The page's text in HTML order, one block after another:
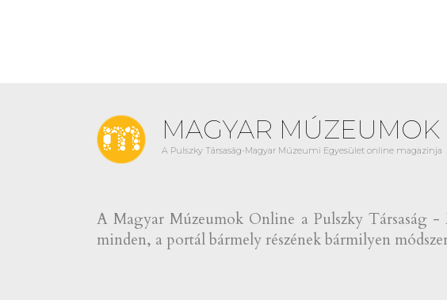
MAGYAR MÚZEUMOK
A Pulszky Társaság-Magyar Múzeumi Egyesület online magazinja
A Magyar Múzeumok Online a Pulszky Társaság
minden, a portál bármely részének bármilyen